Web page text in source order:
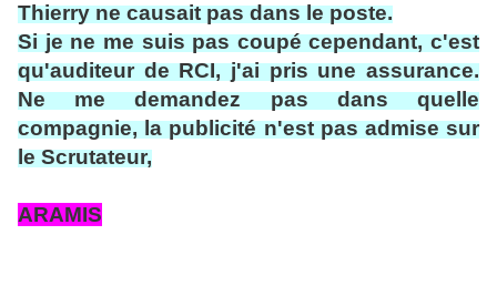
Thierry ne causait pas dans le poste.
Si je ne me suis pas coupé cependant, c'est
qu'auditeur de RCI, j'ai pris une assurance.
Ne me demandez pas dans quelle
compagnie, la publicité n'est pas admise sur
le Scrutateur,
ARAMIS